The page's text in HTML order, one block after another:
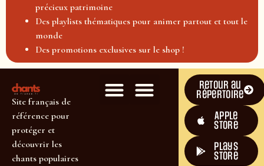
précieux patrimoine
Des playlists thématiques pour animer partout et tout le
monde
Des promotions exclusives sur le shop !
Site français de
référence pour
protéger et
découvrir les
chants populaires
Retour au
répertoire
Apple
Store
plays
store